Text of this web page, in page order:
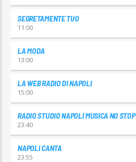
SEGRETAMENTE TUO
11:00
LA MODA
13:00
LA WEB RADIO DI NAPOLI
15:00
RADIO STUDIO NAPOLI MUSICA NO STOP
23:40
NAPOLI CANTA
23:55